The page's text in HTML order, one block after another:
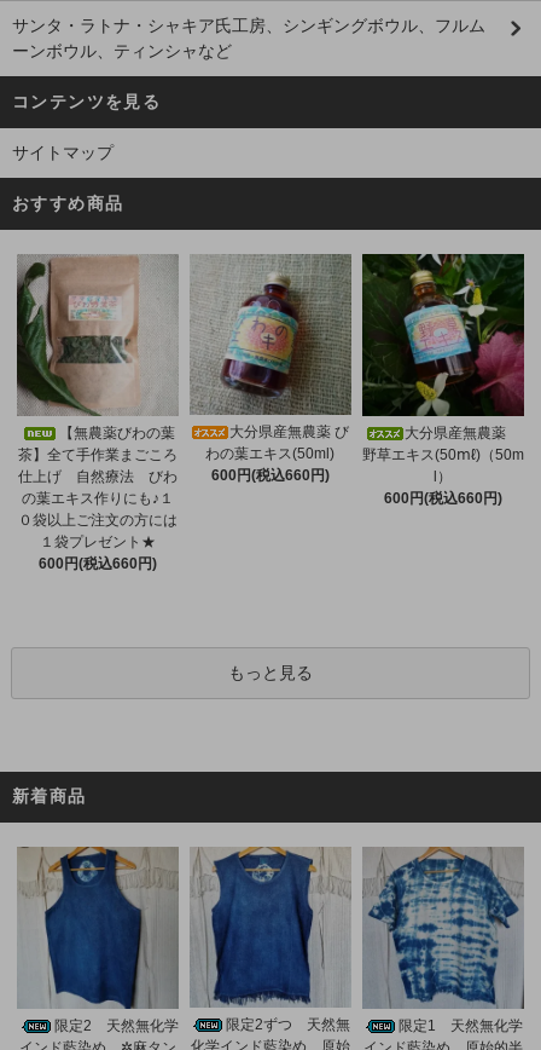
サンタ・ラトナ・シャキア氏工房、シンギングボウル、フルム
ーンボウル、ティンシャなど
コンテンツを見る
サイトマップ
おすすめ商品
【無農薬びわの葉
茶】全て手作業まごころ
仕上げ 自然療法 びわ
の葉エキス作りにも♪１
０袋以上ご注文の方には
１袋プレゼント★
600円(税込660円)
大分県産無農薬 び
わの葉エキス(50ml)
600円(税込660円)
大分県産無農薬
野草エキス(50ⅿℓ)（50m
l）
600円(税込660円)
もっと見る
新着商品
限定2 天然無化学
限定2ずつ 天然無
化学インド藍染め 原始
限定1 天然無化学